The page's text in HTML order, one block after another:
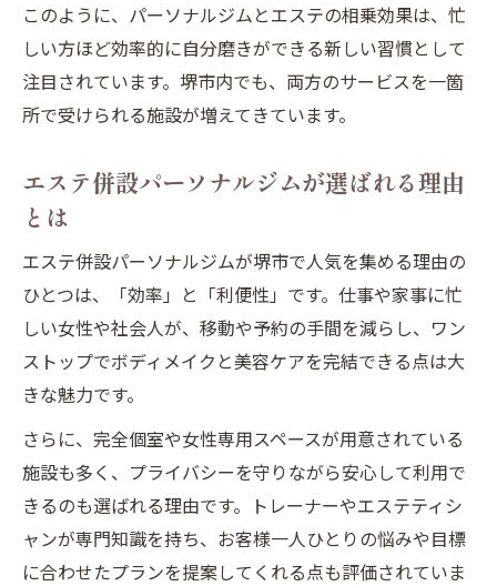
このように、パーソナルジムとエステの相乗効果は、忙
しい方ほど効率的に自分磨きができる新しい習慣として
注目されています。堺市内でも、両方のサービスを一箇
所で受けられる施設が増えてきています。
エステ併設パーソナルジムが選ばれる理由
とは
エステ併設パーソナルジムが堺市で人気を集める理由の
ひとつは、「効率」と「利便性」です。仕事や家事に忙
しい女性や社会人が、移動や予約の手間を減らし、ワン
ストップでボディメイクと美容ケアを完結できる点は大
きな魅力です。
さらに、完全個室や女性専用スペースが用意されている
施設も多く、プライバシーを守りながら安心して利用で
きるのも選ばれる理由です。トレーナーやエステティシ
ャンが専門知識を持ち、お客様一人ひとりの悩みや目標
に合わせたプランを提案してくれる点も評価されていま